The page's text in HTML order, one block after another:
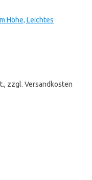
Höhe, Leichtes
zzgl. Versandkosten